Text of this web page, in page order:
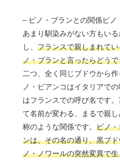
– ピノ・ブランとの関係ピノ
あまり馴染みがない方もい
し、 フランスで親しまれて
ノ・ブランと言ったらどう
二つ、全く同じブドウから
ノ・ビアンコはイタリアで
はフランスでの呼び名です
て名前が変わる、まるで親
称のような関係です。 ピノ
ンは、その名の通り、黒ブ
ノ・ノワールの突然変異で